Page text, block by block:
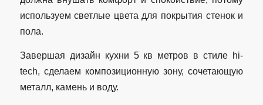
используем светлые цвета для покрытия стенок и
пола.
Завершая дизайн кухни 5 кв метров в стиле hi-
tech, сделаем композиционную зону, сочетающую
металл, камень и воду.